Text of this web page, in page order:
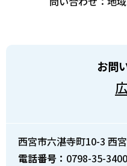
お問
西宮市六湛寺町10-3 西
電話番号： 0798-35-3400